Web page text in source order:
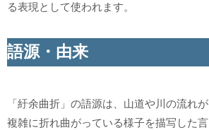
る表現として使われます。
語源・由来
「紆余曲折」の語源は、山道や川の流れが
複雑に折れ曲がっている様子を描写した言